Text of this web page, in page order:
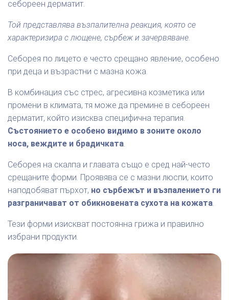
себореен дерматит.
Той представлява възпалителна реакция, която се
характеризира с лющене, сърбеж и зачервяване.
Себорея по лицето е често срещано явление, особено
при деца и възрастни с мазна кожа.
В комбинация със стрес, агресивна козметика или
промени в климата, тя може да премине в себореен
дерматит, който изисква специфична терапия.
Състоянието е особено видимо в зоните около
носа, веждите и брадичката.
Себорея на скалпа и главата също е сред най-често
срещаните форми. Проявява се с мазни люспи, които
наподобяват пърхот, но сърбежът и възпалението ги
разграничават от обикновената сухота на кожата.
Тези форми изискват постоянна грижа и правилно
избрани продукти.